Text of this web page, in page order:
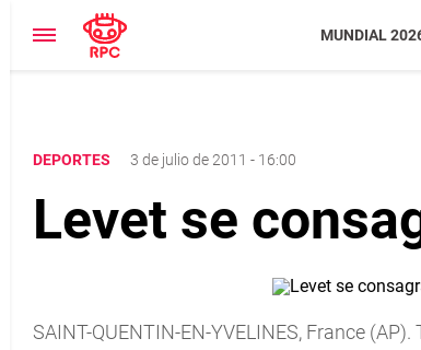
MUNDIAL
DEPORTES 3 de julio de 2011 - 16:00
Levet se
SAINT-QUENTIN-EN-YVELINES, France